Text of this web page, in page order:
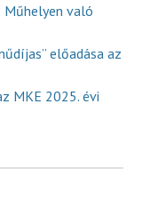
Műhelyen való
előadása az
MKE 2025. évi